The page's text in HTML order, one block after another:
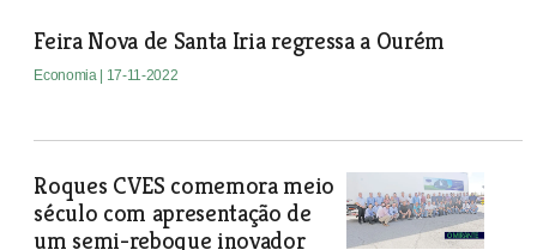
Feira Nova de Santa Iria regressa a Ourém
Economia | 17-11-2022
Roques CVES comemora meio
século com apresentação de
um semi-reboque inovador